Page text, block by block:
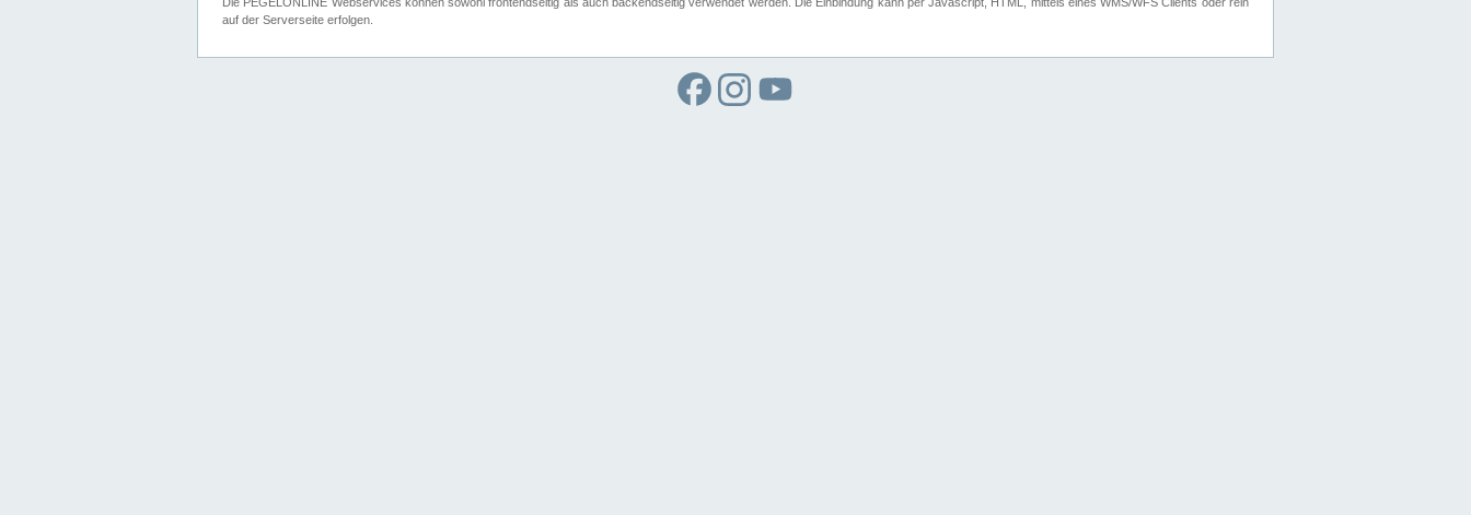
Die PEGELONLINE Webservices können sowohl frontendseitig als auch backendseitig verwendet werden. Die Einbindung kann per Javascript, HTML, mittels eines WMS/WFS Clients oder rein
auf der Serverseite erfolgen.